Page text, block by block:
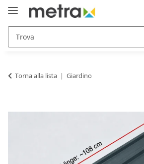
Torna alla lista Giardino